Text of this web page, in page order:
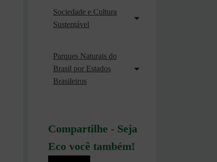
Sociedade e Cultura
Sustentável
Parques Naturais do
Brasil por Estados
Brasileiros
Compartilhe - Seja
Eco você também!